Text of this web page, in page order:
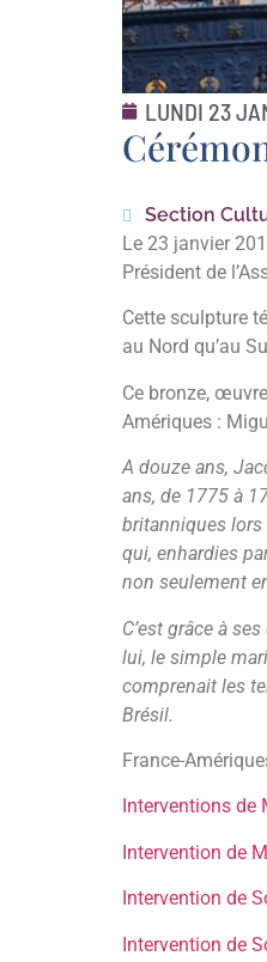
LUNDI 23
Section
Le 23 janvier
Président de
Cette sculpture
au Nord qu’au
Ce bronze,
Amériques :
A douze ans,
ans, de 1775 à
britanniques lors
qui, enhardies
non seulement
C’est grâce à
lui, le simple
comprenait les
Brésil.
France-
Interventions de
Intervention de
Intervention de
Intervention de